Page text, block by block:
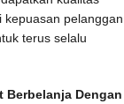
pelanggan
terus selalu
Berbelanja Dengan